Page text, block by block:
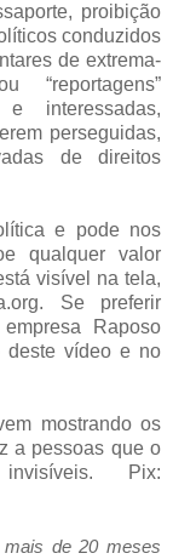
proibição
conduzidos
de extrema-
“reportagens”
interessadas,
perseguidas,
de direitos
e pode nos
qualquer valor
visível na tela,
Se preferir
Raposo
deste vídeo e no
mostrando os
a pessoas que o
Pix:
de 20 meses